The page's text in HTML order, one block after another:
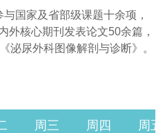
国家及省部级课题十余项，
外核心期刊发表论文50余篇，
泌尿外科图像解剖与诊断》。
周三 周四 周五